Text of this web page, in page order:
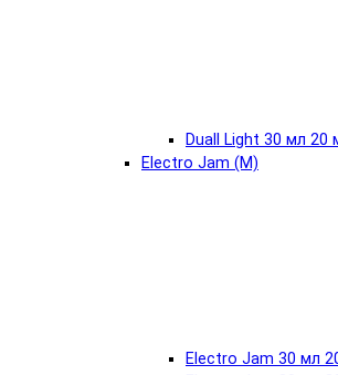
Duall Light 30 мл 20
Electro Jam (М)
Electro Jam 30 мл